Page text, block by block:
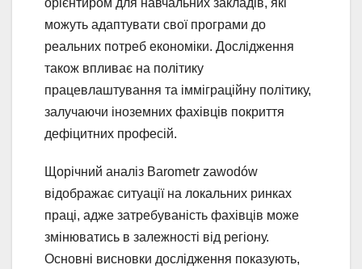
орієнтиром для навчальних закладів, які
можуть адаптувати свої програми до
реальних потреб економіки. Дослідження
також впливає на політику
працевлаштування та імміграційну політику,
залучаючи іноземних фахівців покриття
дефіцитних професій.
Щорічний аналіз Barometr zawodów
відображає ситуації на локальних ринках
праці, адже затребуваність фахівців може
змінюватись в залежності від регіону.
Основні висновки дослідження показують,